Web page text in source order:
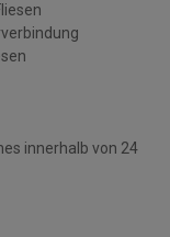
innerhalb von 24